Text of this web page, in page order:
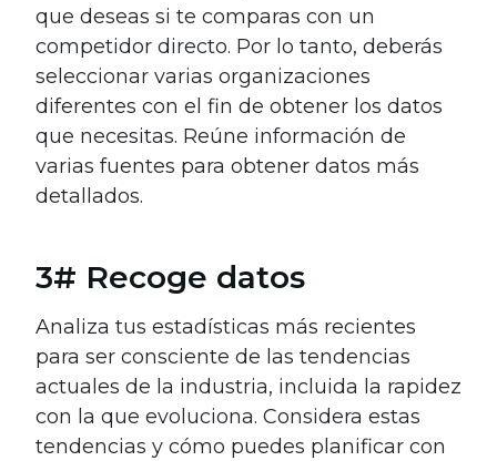
que deseas si te comparas con un
competidor directo. Por lo tanto, deberás
seleccionar varias organizaciones
diferentes con el fin de obtener los datos
que necesitas. Reúne información de
varias fuentes para obtener datos más
detallados.
3# Recoge datos
Analiza tus estadísticas más recientes
para ser consciente de las tendencias
actuales de la industria, incluida la rapidez
con la que evoluciona. Considera estas
tendencias y cómo puedes planificar con